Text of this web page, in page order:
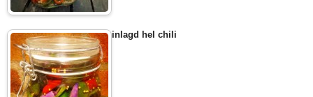
inlagd hel chili